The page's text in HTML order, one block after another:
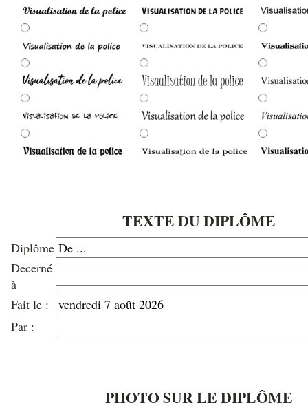
TEXTE DU DIPLÔME
Diplôme
Decerné
à
Fait le :
Par :
PHOTO SUR LE DIPLÔME